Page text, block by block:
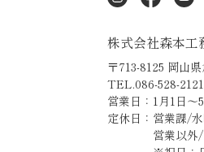
株式会社森本工
〒713-8125 岡山
TEL.086-528-2121
営業日：1月1日～
定休日：営業課/
営業以外